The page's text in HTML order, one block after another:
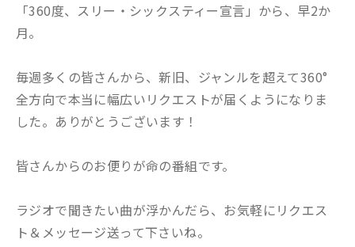
「360度、スリー・シックスティー宣言」から、早2か
月。
毎週多くの皆さんから、新旧、ジャンルを超えて360°
全方向で本当に幅広いリクエストが届くようになりま
した。ありがとうございます！
皆さんからのお便りが命の番組です。
ラジオで聞きたい曲が浮かんだら、お気軽にリクエス
ト＆メッセージ送って下さいね。